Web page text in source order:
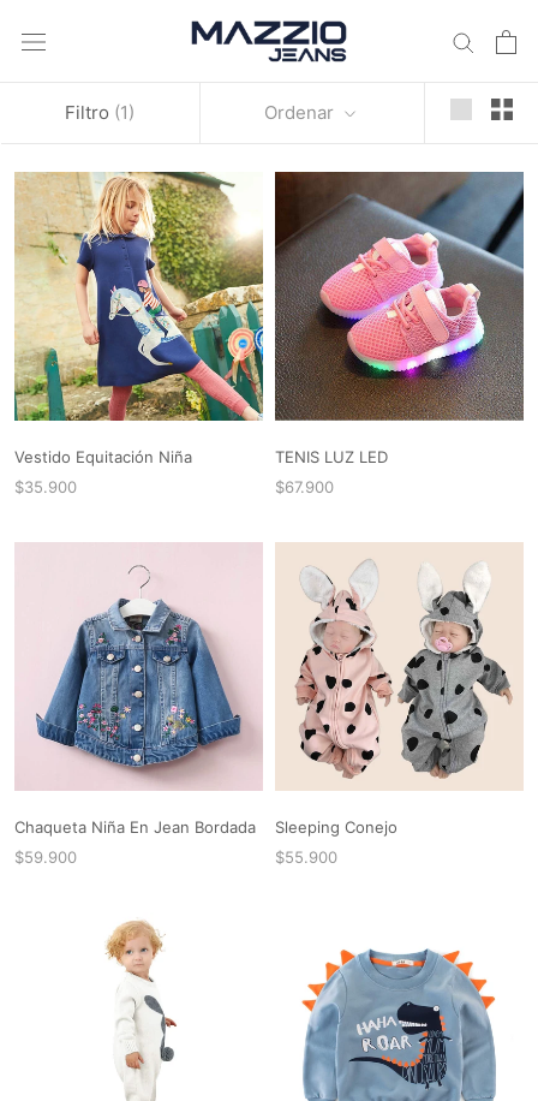
missing:
es.header.navigation.skip_to_content
Filtro (1) Ordenar
Vestido Equitación Niña
$35.900
TENIS LUZ LED
$67.900
Chaqueta Niña En Jean Bordada
$59.900
Sleeping Conejo
$55.900